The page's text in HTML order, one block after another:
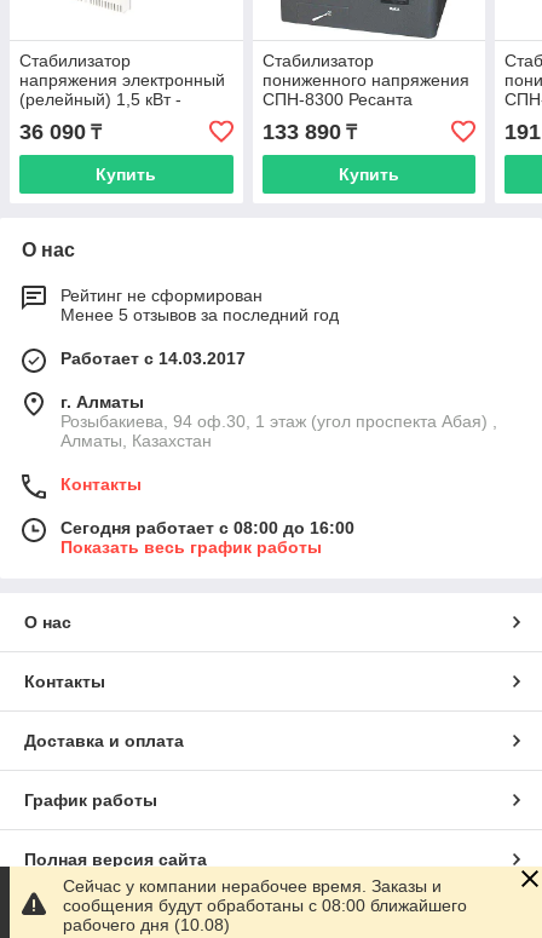
Стабилизатор
напряжения электронный
(релейный) 1,5 кВт -
Ресанта ACH-1500Н/1-Ц -
настенный
36 090 ₸
Купить
Стабилизатор
пониженного напряжения
СПН-8300 Ресанта
настенный 220В (90-260В)
133 890₸
Купить
О нас
Рейтинг не сформирован
Менее 5 отзывов за последний год
Работает с 14.03.2017
г. Алматы
Розыбакиева, 94 оф.30, 1 этаж (угол проспекта Абая) ,
Алматы, Казахстан
Контакты
Сегодня работает с 08:00 до 16:00
Показать весь график работы
О нас
Контакты
Доставка и оплата
График работы
Полная версия сайта
Сайт создан на маркетплейсе
Сейчас у компании нерабочее время. Заказы и
сообщения будут обработаны с 08:00 ближайшего
рабочего дня (10.08)